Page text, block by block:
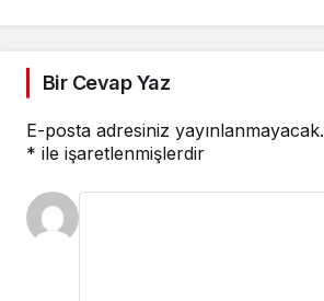
Bir Cevap Yaz
E-posta adresiniz yayınlanmayacak.
* ile işaretlenmişlerdir